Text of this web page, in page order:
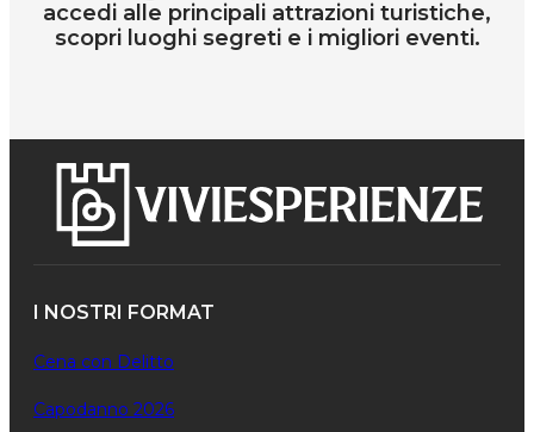
accedi alle principali attrazioni turistiche,
scopri luoghi segreti e i migliori eventi.
I NOSTRI FORMAT
Cena con Delitto
Capodanno 2026